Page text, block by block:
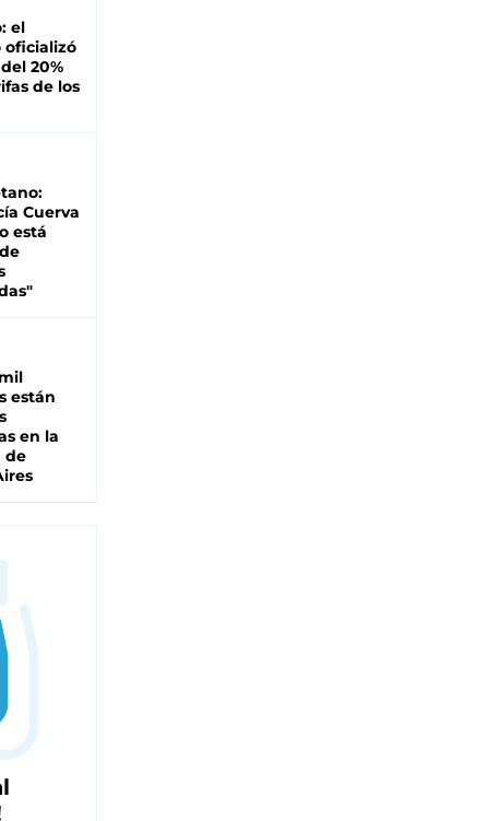
el
oficializó
20%
de los
Cuerva
está
están
en la
de